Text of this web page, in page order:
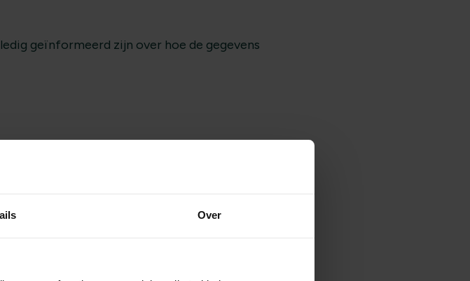
Over
geïnformeerd zijn over hoe de gegevens
data of onbevoegde toegang. Een veiliger
of cloudoplossing te gebruiken waar
dat ze op hun persoonlijke apparaten